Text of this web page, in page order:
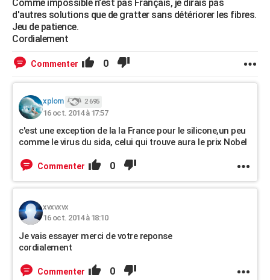
Comme impossible n'est pas Français, je dirais pas
d'autres solutions que de gratter sans détériorer les fibres.
Jeu de patience.
Cordialement
Commenter 0
xplom 2 695
16 oct. 2014 à 17:57
c'est une exception de la la France pour le silicone,un peu
comme le virus du sida, celui qui trouve aura le prix Nobel
Commenter 0
xvxvxvx
16 oct. 2014 à 18:10
Je vais essayer merci de votre reponse
cordialement
Commenter 0